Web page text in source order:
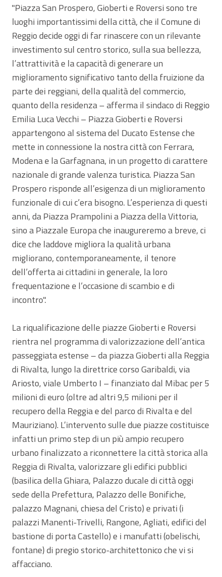
"Piazza San Prospero, Gioberti e Roversi sono tre
luoghi importantissimi della città, che il Comune di
Reggio decide oggi di far rinascere con un rilevante
investimento sul centro storico, sulla sua bellezza,
l’attrattività e la capacità di generare un
miglioramento significativo tanto della fruizione da
parte dei reggiani, della qualità del commercio,
quanto della residenza – afferma il sindaco di Reggio
Emilia Luca Vecchi – Piazza Gioberti e Roversi
appartengono al sistema del Ducato Estense che
mette in connessione la nostra città con Ferrara,
Modena e la Garfagnana, in un progetto di carattere
nazionale di grande valenza turistica. Piazza San
Prospero risponde all’esigenza di un miglioramento
funzionale di cui c’era bisogno. L’esperienza di questi
anni, da Piazza Prampolini a Piazza della Vittoria,
sino a Piazzale Europa che inaugureremo a breve, ci
dice che laddove migliora la qualità urbana
migliorano, contemporaneamente, il tenore
dell’offerta ai cittadini in generale, la loro
frequentazione e l’occasione di scambio e di
incontro".
La riqualificazione delle piazze Gioberti e Roversi
rientra nel programma di valorizzazione dell’antica
passeggiata estense – da piazza Gioberti alla Reggia
di Rivalta, lungo la direttrice corso Garibaldi, via
Ariosto, viale Umberto I – finanziato dal Mibac per 5
milioni di euro (oltre ad altri 9,5 milioni per il
recupero della Reggia e del parco di Rivalta e del
Mauriziano). L’intervento sulle due piazze costituisce
infatti un primo step di un più ampio recupero
urbano finalizzato a riconnettere la città storica alla
Reggia di Rivalta, valorizzare gli edifici pubblici
(basilica della Ghiara, Palazzo ducale di città oggi
sede della Prefettura, Palazzo delle Bonifiche,
palazzo Magnani, chiesa del Cristo) e privati (i
palazzi Manenti-Trivelli, Rangone, Agliati, edifici del
bastione di porta Castello) e i manufatti (obelischi,
fontane) di pregio storico-architettonico che vi si
affacciano.